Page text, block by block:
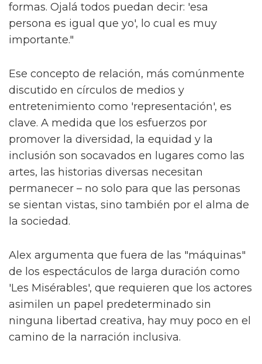
formas. Ojalá todos puedan decir: 'esa
persona es igual que yo', lo cual es muy
importante."
Ese concepto de relación, más comúnmente
discutido en círculos de medios y
entretenimiento como 'representación', es
clave. A medida que los esfuerzos por
promover la diversidad, la equidad y la
inclusión son socavados en lugares como las
artes, las historias diversas necesitan
permanecer – no solo para que las personas
se sientan vistas, sino también por el alma de
la sociedad.
Alex argumenta que fuera de las "máquinas"
de los espectáculos de larga duración como
'Les Misérables', que requieren que los actores
asimilen un papel predeterminado sin
ninguna libertad creativa, hay muy poco en el
camino de la narración inclusiva.